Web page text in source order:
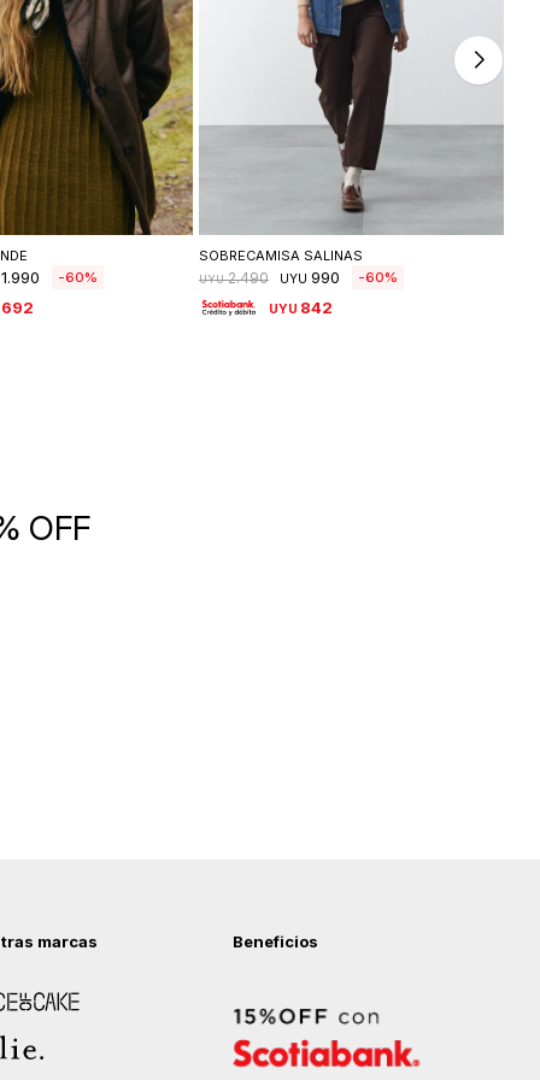
talle
1.990 60
Seleccionar talle
SOBRECAMISA SALINAS
UYU 2.490 UYU 990 60
UYU 842
marcas
of Cake
Beneficios
OFF